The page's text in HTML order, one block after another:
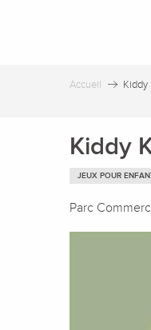
Accueil Kiddy
Kiddy
JEUX POUR
Parc